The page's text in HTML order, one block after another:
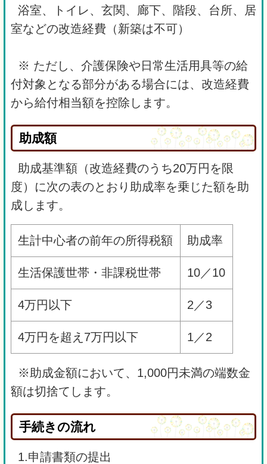
浴室、トイレ、玄関、廊下、階段、台所、居
室などの改造経費（新築は不可）
※ ただし、介護保険や日常生活用具等の給
付対象となる部分がある場合には、改造経費
から給付相当額を控除します。
助成額
助成基準額（改造経費のうち20万円を限
度）に次の表のとおり助成率を乗じた額を助
成します。
生計中心者の前年の所得税額 助成率
生活保護世帯・非課税世帯 10／10
4万円以下 2／3
4万円を超え7万円以下 1／2
※助成金額において、1,000円未満の端数金
額は切捨てします。
手続きの流れ
1.申請書類の提出